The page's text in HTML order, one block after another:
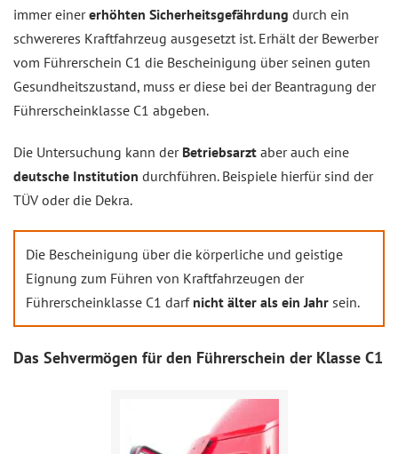
immer einererhöhten Sicherheitsgefährdung durch ein
schwereres Kraftfahrzeug ausgesetzt ist. Erhält der Bewerber
vom Führerschein C1 die Bescheinigung über seinen guten
Gesundheitszustand, muss er diese bei der Beantragung der
Führerscheinklasse C1 abgeben.
Die Untersuchung kann der Betriebsarzt aber auch eine
deutsche Institution durchführen. Beispiele hierfür sind der
TÜV oder die Dekra.
Die Bescheinigung über die körperliche und geistige
Eignung zum Führen von Kraftfahrzeugen der
Führerscheinklasse C1 darf nicht älter als ein Jahr sein.
Das Sehvermögen für den Führerschein der Klasse C1